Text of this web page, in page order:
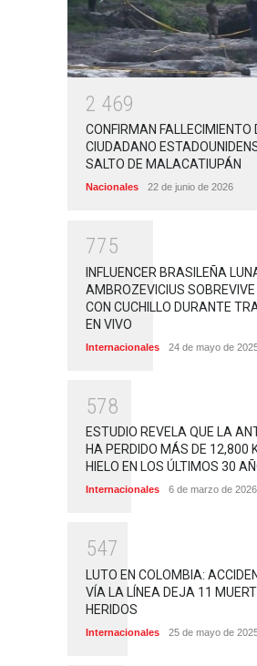
2 469
CONFIRMAN FALLECIMIENTO
CIUDADANO
SALTO DE MALACATIUPÁN
Nacionales 22 de junio de 2026
775
INFLUENCER BRASILEÑA
AMBROZEVICIUS
CON CUCHILLO DURANTE
EN VIVO
Internacionales 24 de mayo de
578
ESTUDIO REVELA QUE LA
HA PERDIDO MÁS DE 12,800
HIELO EN LOS ÚLTIMOS 30
Internacionales 6 de marzo de 2026
547
LUTO EN COLOMBIA:
VÍA LA LÍNEA DEJA 11
HERIDOS
Internacionales 25 de mayo de